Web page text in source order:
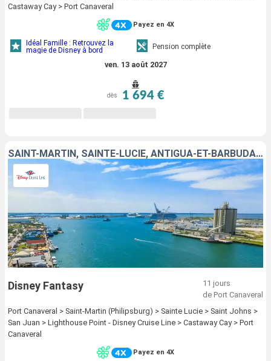
Castaway Cay > Port Canaveral
Payez en 4X
Idéal Famille : Retrouvez la
magie de Disney à bord
Pension complète
ven. 13 août 2027
dès 1 694 €
SAINT-MARTIN, SAINTE-LUCIE, ANTIGUA-ET-BARBUDA, PORTO RICO, BAHAMAS, ÉTATS-UNIS
Disney Fantasy
11 jours
de Port Canaveral
Port Canaveral > Saint-Martin (Philipsburg) > Sainte Lucie > Saint Johns >
San Juan > Lighthouse Point - Disney Cruise Line > Castaway Cay > Port
Canaveral
Payez en 4X